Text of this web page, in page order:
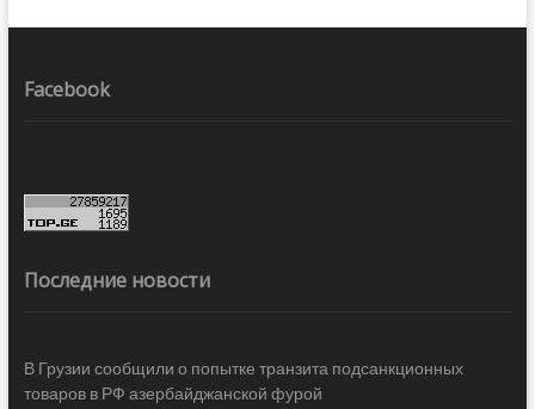
Facebook
Последние новости
В Грузии сообщили о попытке транзита подсанкционных
товаров в РФ азербайджанской фурой